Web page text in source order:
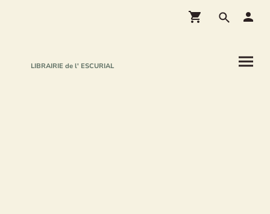
LIBRAIRIE de l' ESCURIAL